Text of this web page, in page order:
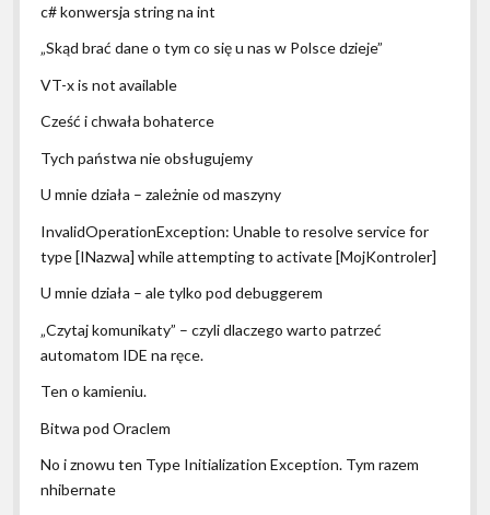
c# konwersja string na int
„Skąd brać dane o tym co się u nas w Polsce dzieje”
VT-x is not available
Cześć i chwała bohaterce
Tych państwa nie obsługujemy
U mnie działa – zależnie od maszyny
InvalidOperationException: Unable to resolve service for
type [INazwa] while attempting to activate [MojKontroler]
U mnie działa – ale tylko pod debuggerem
„Czytaj komunikaty” – czyli dlaczego warto patrzeć
automatom IDE na ręce.
Ten o kamieniu.
Bitwa pod Oraclem
No i znowu ten Type Initialization Exception. Tym razem
nhibernate